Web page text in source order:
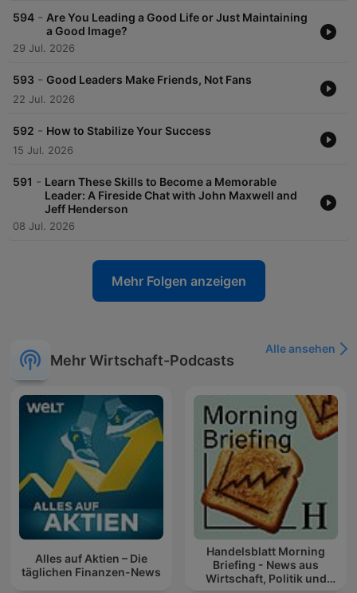
594 - Are You Leading a Good Life or Just Maintaining
a Good Image?
29 Jul. 2026
593 - Good Leaders Make Friends, Not Fans
22 Jul. 2026
592 - How to Stabilize Your Success
15 Jul. 2026
591 - Learn These Skills to Become a Memorable
Leader: A Fireside Chat with John Maxwell and
Jeff Henderson
08 Jul. 2026
Mehr Folgen anzeigen
Mehr Wirtschaft-Podcasts
Alle ansehen
Alles auf Aktien – Die
täglichen Finanzen-News
Handelsblatt Morning
Briefing - News aus
Wirtschaft, Politik und